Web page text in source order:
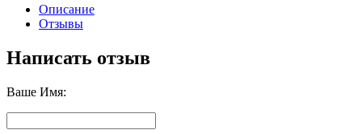
Описание
Отзывы
Написать отзыв
Ваше Имя: